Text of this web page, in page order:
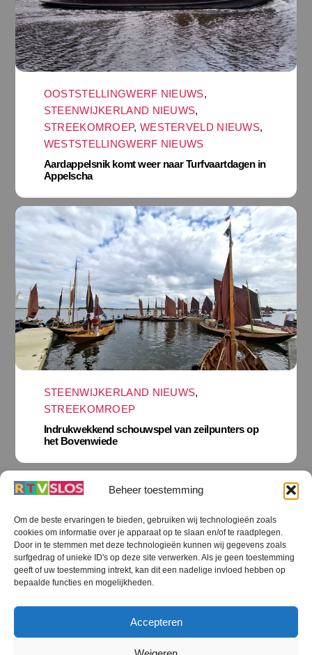
Beheer toestemming
Om de beste ervaringen te bieden, gebruiken wij technologieën zoals
cookies om informatie over je apparaat op te slaan en/of te raadplegen.
Door in te stemmen met deze technologieën kunnen wij gegevens zoals
surfgedrag of unieke ID's op deze site verwerken. Als je geen toestemming
geeft of uw toestemming intrekt, kan dit een nadelige invloed hebben op
bepaalde functies en mogelijkheden.
Accepteren
OOSTSTELLINGWERF NIEUWS,
STEENWIJKERLAND NIEUWS,
STREEKOMROEP, WESTERVELD NIEUWS,
WESTSTELLINGWERF NIEUWS
Aardappelsnik komt weer naar Turfvaartdagen in
Appelscha
STEENWIJKERLAND NIEUWS,
STREEKOMROEP
Indrukwekkend schouwspel van zeilpunters op
het Bovenwiede
STEENWIJKERLAND NIEUWS